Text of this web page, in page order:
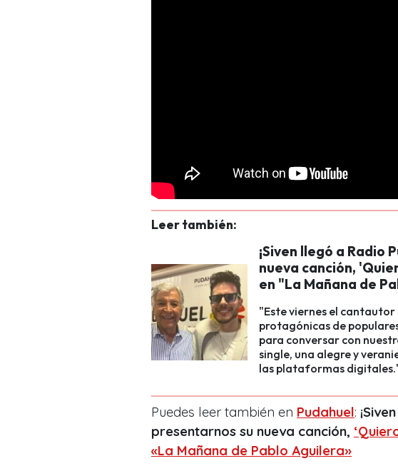
Leer también:
¡Siven llegó a Radio
nueva canción,
en "La Mañana de
"Este viernes el
protagónicas de
para conversar con
single, una alegre y
las plataformas
Puedes leer también en Pudahuel:
presentarnos su nueva canción,
«La Mañana de Pablo Aguilera»